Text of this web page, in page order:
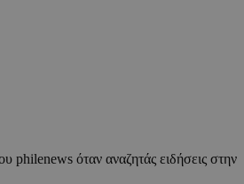
philenews όταν αναζητάς ειδήσεις στην